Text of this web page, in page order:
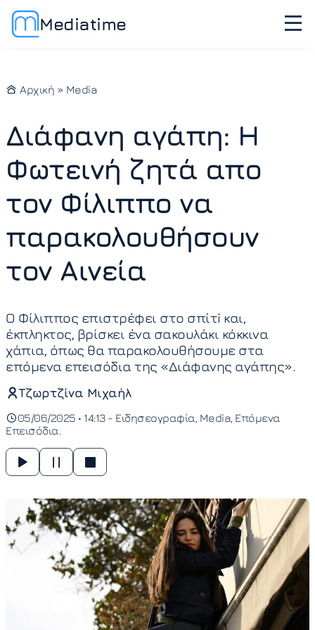
Mediatime
Αρχική » Media
Διάφανη αγάπη: Η
Φωτεινή ζητά απο
τον Φίλιππο να
παρακολουθήσουν
τον Αινεία
O Φίλιππος επιστρέφει στο σπίτi και,
έκπληκτος, βρίσκει ένα σακουλάκι κόκκινα
χάπια, όπως θα παρακολουθήσουμε στα
επόμενα επεισόδια της «Διάφανης αγάπης».
Τζωρτζίνα Μιχαήλ
05/06/2025 • 14:13 - Ειδησεογραφία Media Επόμενα
Επεισόδια